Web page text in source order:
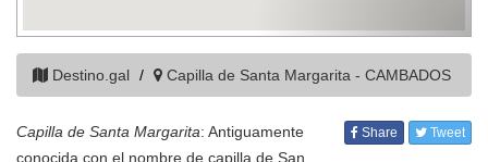
Destino.gal Capilla de Santa Margarita - CAMBADOS
Share Tweet
Capilla de Santa Margarita: Antiguamente
conocida con el nombre de capilla de San